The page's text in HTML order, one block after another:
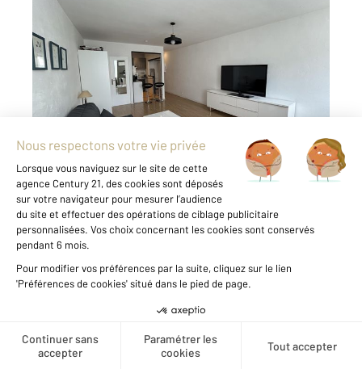
Créer une alerte
36,81 m 2
Ref : 18390
Appartement Studio à vendre
199 990 €
QUARTIER VIEUX PORT Au cœur de La
Rochelle, dans un quartier animé et vivant, cet
appartement T 1bis d'environ 37m2 se situe au
premier étage d'une petite copropriété. Il
comprend une entrée, un séjour spacieux et
lumineux exposé ...
Voir le détail du bien